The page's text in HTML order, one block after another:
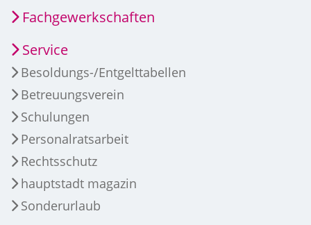
Fachgewerkschaften
Service
Besoldungs-/Entgelttabellen
Betreuungsverein
Schulungen
Personalratsarbeit
Rechtsschutz
hauptstadt magazin
Sonderurlaub